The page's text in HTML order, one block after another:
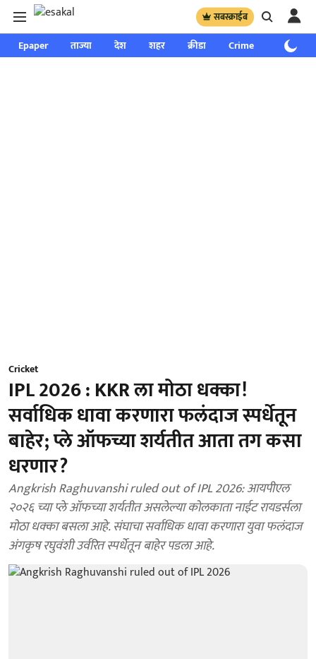
सबस्क्राईब
Epaper ताज्या देश शहर क्रीडा Crime साप्ताहिक
Cricket
IPL 2026 : KKR ला मोठा धक्का!
सर्वाधिक धावा करणारा फलंदाज स्पर्धेतून
बाहेर; प्ले ऑफच्या शर्यतीत आता तग कसा
धरणार?
Angkrish Raghuvanshi ruled out of IPL 2026: आयपीएल
२०२६ च्या प्ले ऑफच्या शर्यतीत असलेल्या कोलकाता नाईट रायडर्सला
मोठा धक्का बसला आहे. संघाचा सर्वाधिक धावा करणारा युवा फलंदाज
अंगकृष रघुवंशी उर्वरित स्पर्धेतून बाहेर पडला आहे.